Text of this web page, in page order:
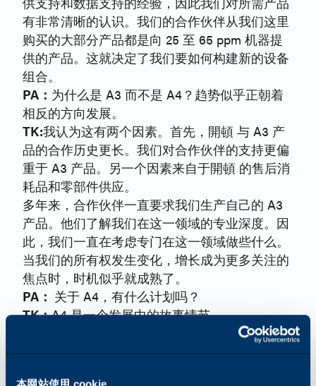
有非常清晰的认识。我们的合作伙伴从我们这里
购买的大部分产品都是向 25 至 65 ppm 机器提
供的产品。这就决定了我们要如何构建新的设备
组合。
PA： 为什么是 A3 而不是 A4？趋势似乎正朝着
相反的方向发展。
TK:我认为这有两个因素。首先，開頓 与 A3 产
品的合作历史更长。我们对合作伙伴的支持更偏
重于 A3 产品。另一个因素来自于開頓 的售后消
耗品和零部件供应。
多年来，合作伙伴一直要求我们生产自己的 A3
产品。他们了解我们在这一领域的专业深度。因
此，我们一直在考虑专门在这一领域做些什么。
当我们的所有权发生变化，增长成为更多关注的
焦点时，时机似乎就成熟了。
PA： 关于 A4，有什么计划吗？
TK：A4 是一个发展中的故事情节。
这次发布会最具挑战性的方面是什么？
TK：对我个人来说，最具挑战性的方面可能就